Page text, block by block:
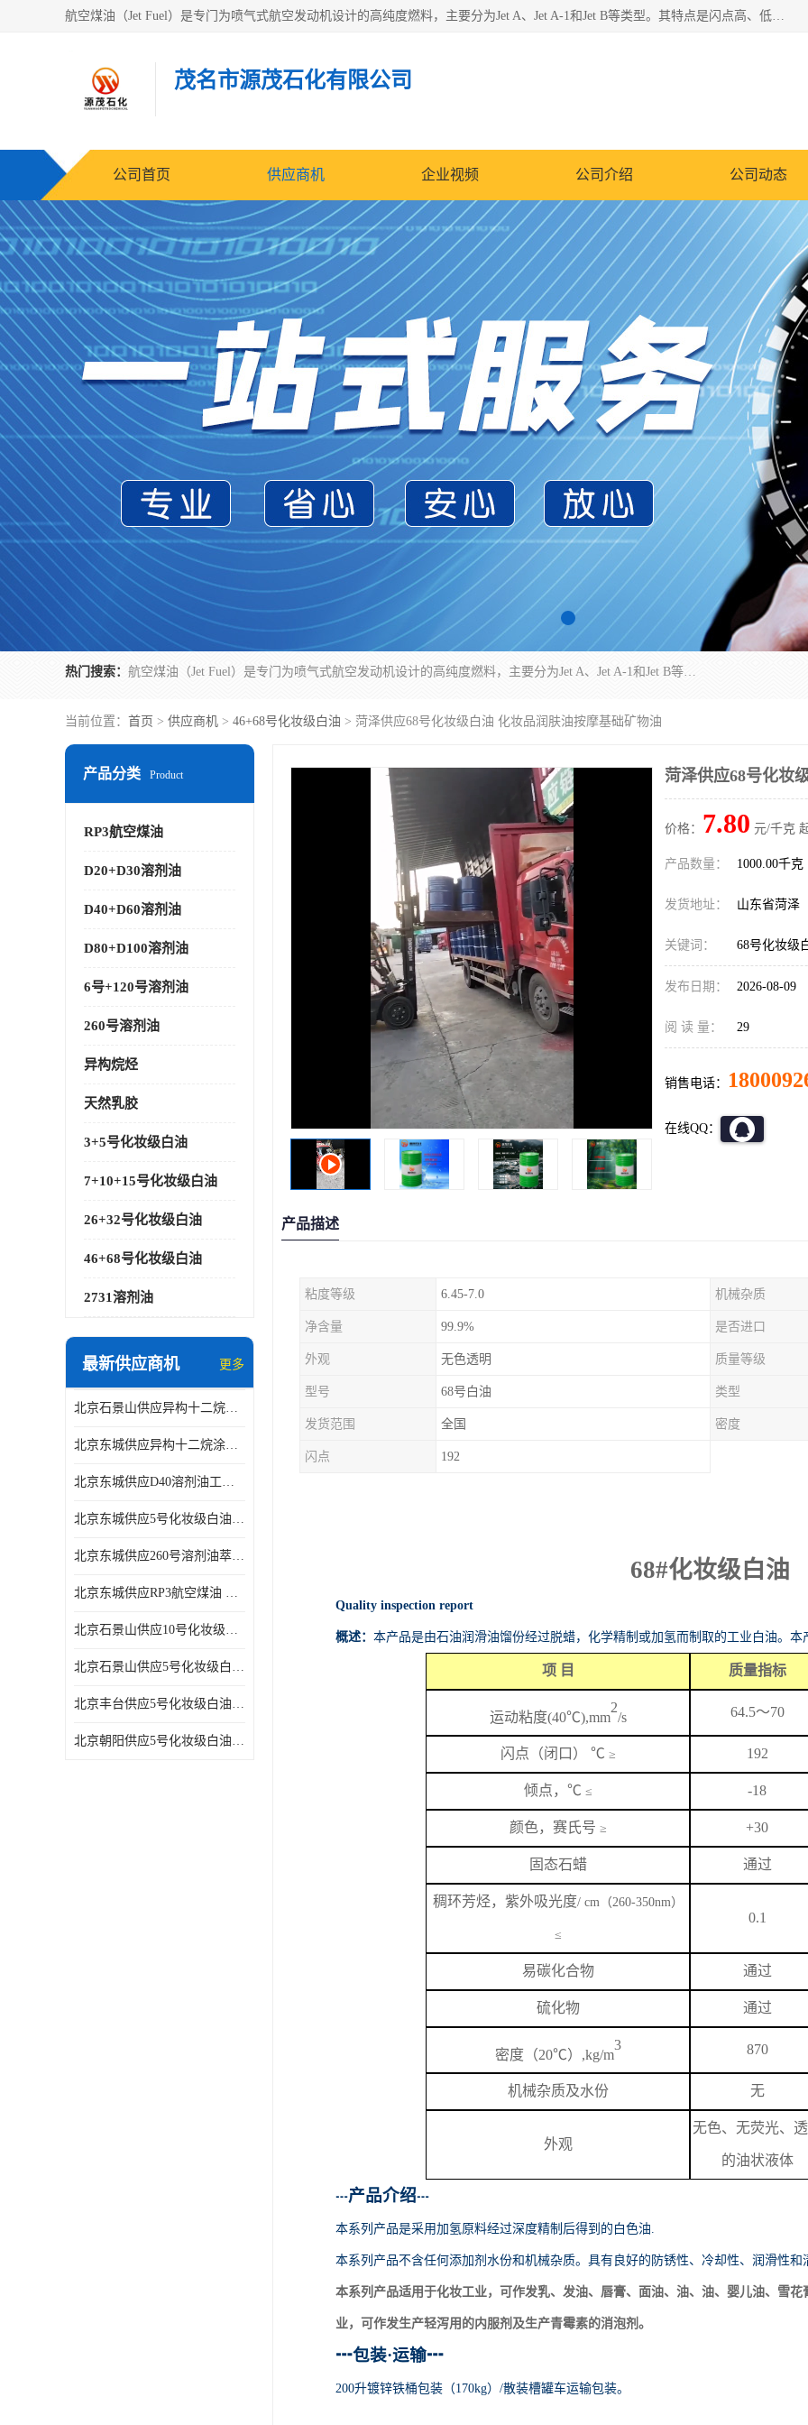
航空煤油（Jet Fuel）是专门为喷气式航空发动机设计的高纯度燃料，主要分为Jet A、Jet A-1和Jet B等类型。其特点是闪点高、低温流动性好，并添加了抗静电剂和抗氧化剂以确保飞行安全。航空煤油需
茂名市源茂石化有限公司
公司首页 供应商机 企业视频 公司介绍 公司动态
热门搜索： 航空煤油（Jet Fuel）是专门为喷气式航空发动机设计的高纯度燃料，主要分为Jet A、Jet A-1和Jet B等类型。其特点是闪点高、低温流动性好，并添加了抗静电剂和抗氧化剂以确保飞行安全。航空煤油需
当前位置： 首页 > 供应商机 > 46+68号化妆级白油 > 菏泽供应68号化妆级白油 化妆品润肤油按摩基础矿物油
产品分类 Product
RP3航空煤油
D20+D30溶剂油
D40+D60溶剂油
D80+D100溶剂油
6号+120号溶剂油
260号溶剂油
异构烷烃
天然乳胶
3+5号化妆级白油
7+10+15号化妆级白油
26+32号化妆级白油
46+68号化妆级白油
2731溶剂油
最新供应商机 更多
北京石景山供应异构十二烷香精助剂
北京东城供应异构十二烷涂料胶粘油墨稀释剂
北京东城供应D40溶剂油工业金属清洗
北京东城供应5号化妆级白油钻井液润滑剂
北京东城供应260号溶剂油萃取溶剂油金属萃取剂
北京东城供应RP3航空煤油 高含量国标工业级航空煤油燃料油 无色透明
北京石景山供应10号化妆级白油高精密机械润滑油
北京石景山供应5号化妆级白油缝纫机油 设备润滑油
北京丰台供应5号化妆级白油纤维与织物柔软光亮
北京朝阳供应5号化妆级白油纺织时的润滑剂
菏泽供应68号化妆
价格： 7.80 元/千克
产品数量： 1000.00千克
发货地址： 山东省菏泽
关键词： 68号化妆级
发布日期： 2026-08-09
阅 读 量： 29
销售电话：
在线QQ：
产品描述
粘度等级 6.45-7.0 机械杂质
净含量 99.9% 是否进口
外观 无色透明 质量等级
型号 68号白油 类型
发货范围 全国 密度
闪点 192
68#化妆级白油
Quality inspection report
概述： 本产品是由石油润滑油馏份经过脱蜡，化学精制或加氢而制取的工业白油。本
项 目 质量指标
运动粘度(40℃),mm
2
/s 64.5～70
闪 点 （闭口） ℃ ≥ 192
倾点， ℃ ≤ -18
颜色，赛氏号 ≥ +30
固态石蜡 通过
稠环芳烃，紫外吸光度/ cm（260-350nm）
≤
0.1
易碳化合物 通过
硫化物 通过
密度（20℃）,kg/m
3 870
机械杂质及水份 无
外观
无色、无荧光、
的油状液体
┅产品介绍┅
本系列产品是采用加氢原料经过深度精制后得到的白色油.
本系列产品不含任何添加剂水份和机械杂质。具有良好的防锈性、冷却性、润滑性和
本系列产品适用于化妆工业，可作发乳、发油、唇膏、面油、油、油、婴儿油、雪
业，可作发生产轻泻用的内服剂及生产青霉素的消泡剂。
┅包装·运输┅
200升镀锌铁桶包装（170kg）/散装槽罐车运输包装。